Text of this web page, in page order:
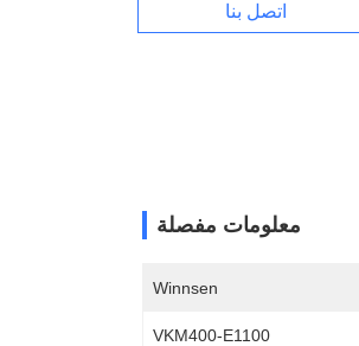
اتصل بنا
معلومات مفصلة
Winnsen
VKM400-E1100